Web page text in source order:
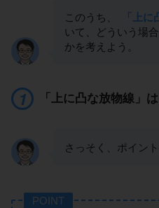
このうち、 「上に
いて、どういう場
かを考えよう。
「上に凸な放物線」
さっそく、ポイン
POINT